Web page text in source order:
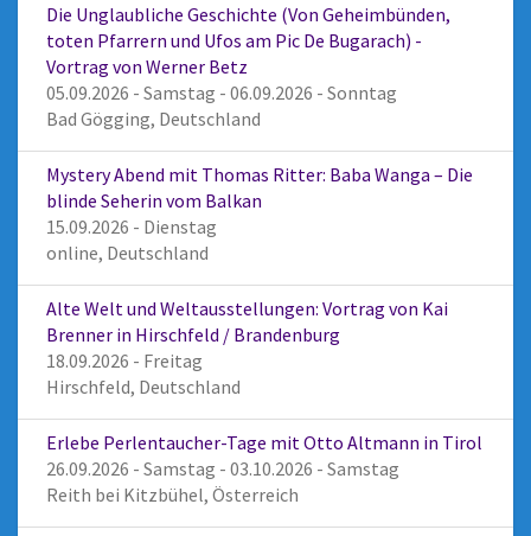
Die Unglaubliche Geschichte (Von Geheimbünden,
toten Pfarrern und Ufos am Pic De Bugarach) -
Vortrag von Werner Betz
05.09.2026 - Samstag - 06.09.2026 - Sonntag
Bad Gögging, Deutschland
Mystery Abend mit Thomas Ritter: Baba Wanga – Die
blinde Seherin vom Balkan
15.09.2026 - Dienstag
online, Deutschland
Alte Welt und Weltausstellungen: Vortrag von Kai
Brenner in Hirschfeld / Brandenburg
18.09.2026 - Freitag
Hirschfeld, Deutschland
Erlebe Perlentaucher-Tage mit Otto Altmann in Tirol
26.09.2026 - Samstag - 03.10.2026 - Samstag
Reith bei Kitzbühel, Österreich